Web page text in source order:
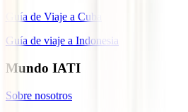
Guía de Viaje a Cuba
Guía de viaje a Indonesia
Mundo IATI
Sobre nosotros